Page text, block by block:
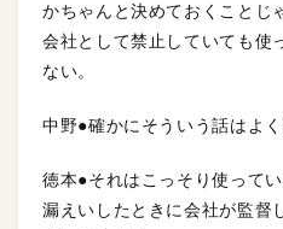
かちゃんと決めておくことじ
会社として禁止していても使
ない。
中野●確かにそういう話はよく
徳本●それはこっそり使って
漏えいしたときに会社が監督